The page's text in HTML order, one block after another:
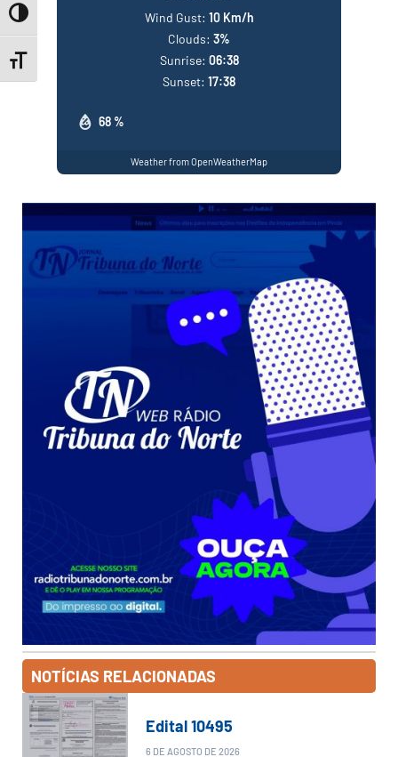
Toggle High Contrast
Toggle Font size
68 %
Wind Gust: 10 Km/h
Clouds: 3%
Sunrise: 06:38
Sunset: 17:38
Weather from OpenWeatherMap
NOTÍCIAS RELACIONADAS
Edital 10495
6 DE AGOSTO DE 2026